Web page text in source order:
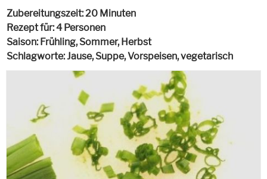
Zubereitungszeit 20 Minuten
Rezept für 4 Personen
Saison Frühling, Sommer, Herbst
Schlagworte Jause, Suppe, Vorspeisen,vegetarisch